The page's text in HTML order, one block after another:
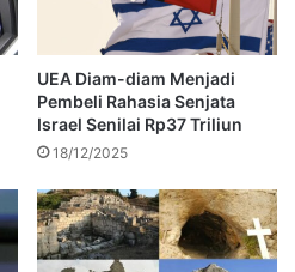
UEA Diam-diam Menjadi
Pembeli Rahasia Senjata
Israel Senilai Rp37 Triliun
18/12/2025